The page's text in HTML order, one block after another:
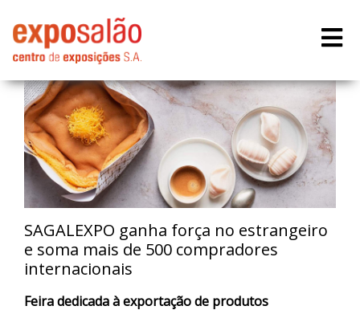
SAGALEXPO ganha força no estrangeiro
e soma mais de 500 compradores
internacionais
Feira dedicada à exportação de produtos